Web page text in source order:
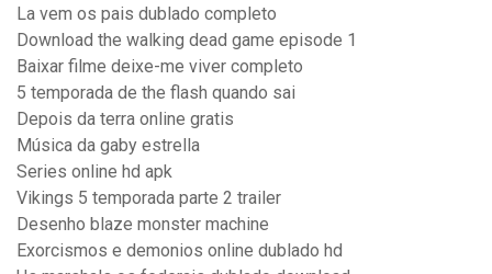
La vem os pais dublado completo
Download the walking dead game episode 1
Baixar filme deixe-me viver completo
5 temporada de the flash quando sai
Depois da terra online gratis
Música da gaby estrella
Series online hd apk
Vikings 5 temporada parte 2 trailer
Desenho blaze monster machine
Exorcismos e demonios online dublado hd